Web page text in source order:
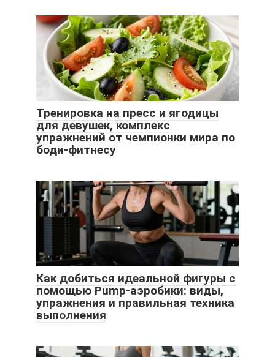
Тренировка на пресс и ягодицы
для девушек, комплекс
упражнений от чемпионки мира по
боди-фитнесу
Как добиться идеальной фигуры с
помощью Pump-аэробики: виды,
упражнения и правильная техника
выполнения